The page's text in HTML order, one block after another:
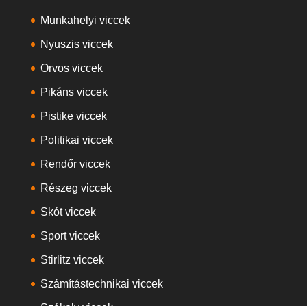
Munkahelyi viccek
Nyuszis viccek
Orvos viccek
Pikáns viccek
Pistike viccek
Politikai viccek
Rendőr viccek
Részeg viccek
Skót viccek
Sport viccek
Stirlitz viccek
Számítástechnikai viccek